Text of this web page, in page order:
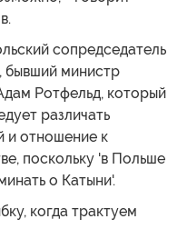
сопредседатель
бывший министр
Ротфельд, который
различать
и отношение к
поскольку 'в Польше
о Катыни'.
когда трактуем